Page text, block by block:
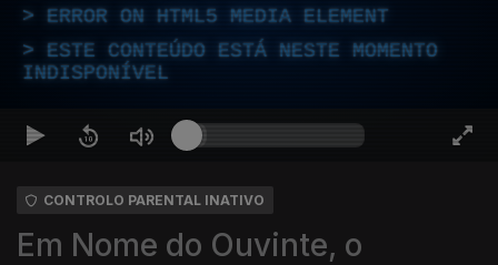
ERROR ON HTML5 MEDIA ELEMENT
ESTE CONTEÚDO ESTÁ NESTE MOMENTO
INDISPONÍVEL
CONTROLO PARENTAL INATIVO
Em Nome do Ouvinte, o